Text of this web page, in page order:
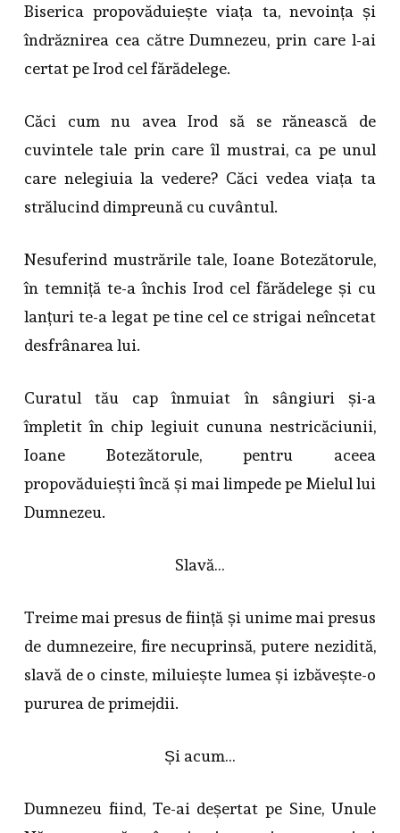
Biserica propovăduiește viața ta, nevoința și
îndrăznirea cea către Dumnezeu, prin care l-ai
certat pe Irod cel fărădelege.
Căci cum nu avea Irod să se rănească de
cuvintele tale prin care îl mustrai, ca pe unul
care nelegiuia la vedere? Căci vedea viața ta
strălucind dimpreună cu cuvântul.
Nesuferind mustrările tale, Ioane Botezătorule,
în temniță te-a închis Irod cel fărădelege și cu
lanțuri te-a legat pe tine cel ce strigai neîncetat
desfrânarea lui.
Curatul tău cap înmuiat în sângiuri și-a
împletit în chip legiuit cununa nestricăciunii,
Ioane Botezătorule, pentru aceea
propovăduiești încă și mai limpede pe Mielul lui
Dumnezeu.
Slavă…
Treime mai presus de ființă și unime mai presus
de dumnezeire, fire necuprinsă, putere nezidită,
slavă de o cinste, miluiește lumea și izbăvește-o
pururea de primejdii.
Și acum…
Dumnezeu fiind, Te-ai deșertat pe Sine, Unule